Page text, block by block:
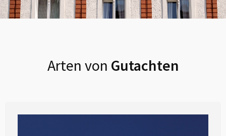
Arten von Gutachten